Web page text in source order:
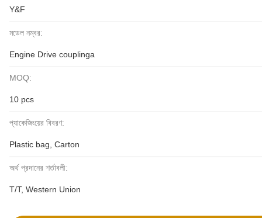
Y&F
মডেল নম্বর:
Engine Drive couplinga
MOQ:
10 pcs
প্যাকেজিংয়ের বিবরণ:
Plastic bag, Carton
অর্থ প্রদানের শর্তাবলী:
T/T, Western Union